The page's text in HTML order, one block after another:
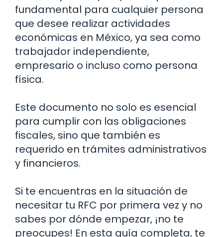
fundamental para cualquier persona
que desee realizar actividades
económicas en México, ya sea como
trabajador independiente,
empresario o incluso como persona
física.
Este documento no solo es esencial
para cumplir con las obligaciones
fiscales, sino que también es
requerido en trámites administrativos
y financieros.
Si te encuentras en la situación de
necesitar tu RFC por primera vez y no
sabes por dónde empezar, ¡no te
preocupes! En esta guía completa, te